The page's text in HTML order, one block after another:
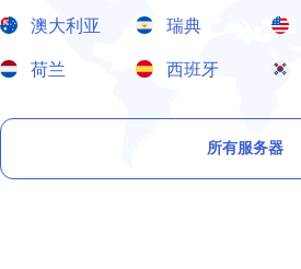
澳大利亚 瑞典
荷兰 西班牙
所有服务器